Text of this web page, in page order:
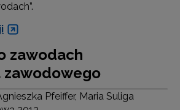
zawodach
zawodowego
Pfeiffer, Maria Suliga